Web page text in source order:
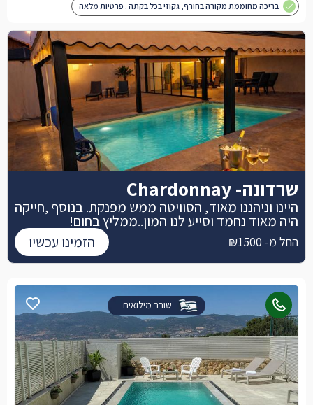
בריכה מחוממת מקורה בחורף, גקוזי בכל בקתה . פרטיות מלאה
שובר מילואים
שרדונה- Chardonnay
היינו וניהננו מאוד, הסוויטה ממש מפנקת. בנוסף ,חייקה
היה מאוד נחמד וסייע לנו המון..ממליץ בחום!
החל מ- ₪1500 הזמינו עכשיו